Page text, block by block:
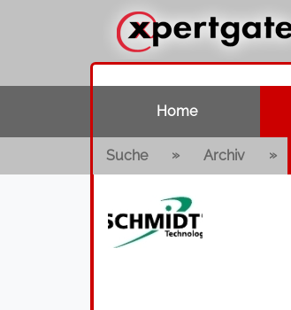
Home
Suche » Archiv »